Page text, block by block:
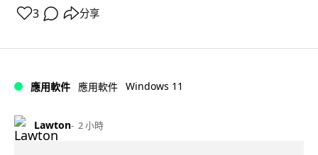
3 分享
應用軟件 應用軟件 Windows 11
Lawton 2 小時